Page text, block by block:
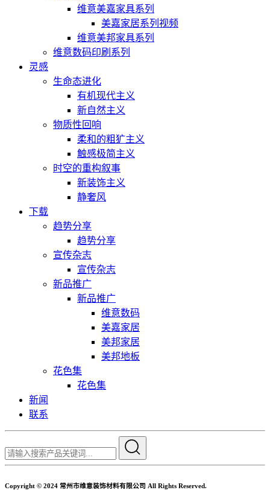
维意美嘉家具系列
美嘉家居系列视频
维意美邦家具系列
维意数码印刷系列
灵感
生命态进化
有机现代主义
新自然主义
物质性回响
柔和的粗犷主义
触感极简主义
时空的重构叙事
新装饰主义
静奢风
下载
趋势分享
趋势分享
宣传杂志
宣传杂志
新品推广
新品推广
维意数码
美嘉家居
美邦家居
美邦地板
花色集
花色集
新闻
联系
Copyright © 2024 常州市维意装饰材料有限公司 All Rights Reserved.